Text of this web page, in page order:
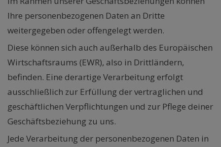
Ihre personenbezogenen Daten an Dritte
weitergegeben oder offengelegt werden.
Diese können sich auch außerhalb des Europäischen
Wirtschaftsraums (EWR), also in Drittländern,
befinden. Eine derartige Verarbeitung erfolgt
ausschließlich zur Erfüllung der vertraglichen und
geschäftlichen Verpflichtungen und zur Pflege deiner
Geschäftsbeziehung zu uns.
Jede Verarbeitung der personenbezogenen Daten in